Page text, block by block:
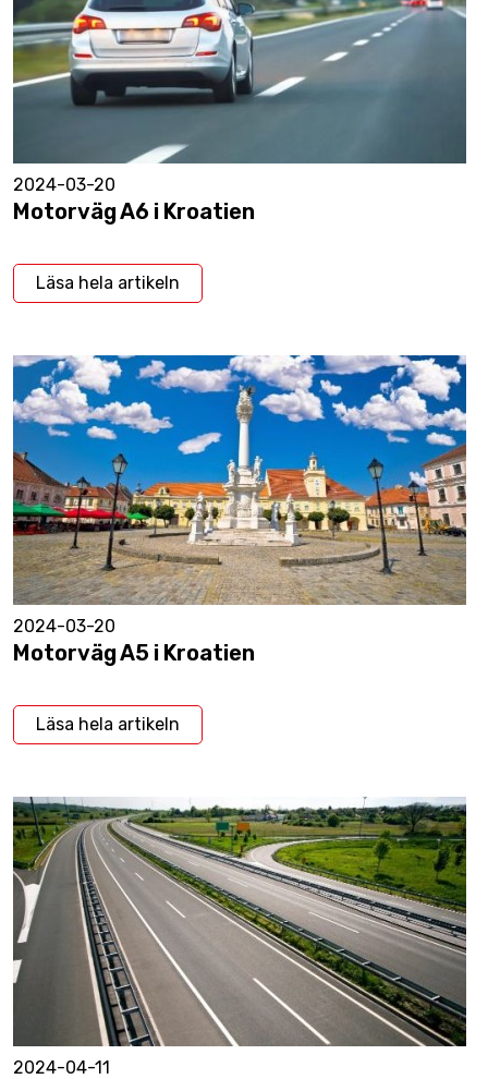
2024-03-20
Motorväg A6 i Kroatien
Läsa hela artikeln
2024-03-20
Motorväg A5 i Kroatien
Läsa hela artikeln
2024-04-11